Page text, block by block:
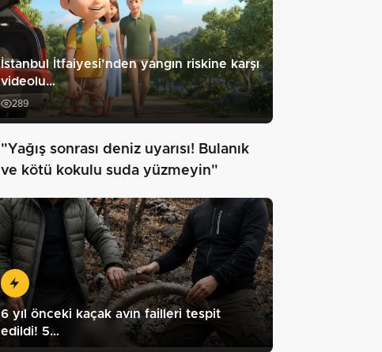
İstanbul İtfaiyesi’nden yangın riskine karşı
videolu…
289
"Yağış sonrası deniz uyarısı! Bulanık
ve kötü kokulu suda yüzmeyin"
6 yıl önceki kaçak avın failleri tespit
edildi! 5…